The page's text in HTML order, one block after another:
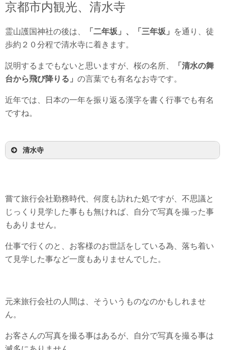
京都市内観光、清水寺
霊山護国神社の後は、 「二年坂」、「三年坂」
を通り、徒
歩約２０分程で清水寺に着きます。
説明するまでもないと思いますが、桜の名所、
「清水の舞
台から飛び降りる」 の言葉でも有名なお寺です。
近年では、日本の一年を振り返る漢字を書く行事でも有名
ですね。
清水寺
嘗て旅行会社勤務時代、何度も訪れた処ですが、不思議と
じっくり見学した事もも無ければ、自分で写真を撮った事
もありません。
仕事で行くのと、お客様のお世話をしている為、落ち着い
て見学した事など一度もありませんでした。
元来旅行会社の人間は、そういうものなのかもしれませ
ん。
お客さんの写真を撮る事はあるが、自分で写真を撮る事は